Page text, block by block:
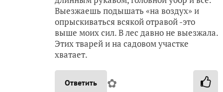
Выезжаешь подышать «на воздух» и
опрыскиваться всякой отравой -это
выше моих сил. В лес давно не выезжала.
Этих тварей и на садовом участке
хватает.
Ответить ✿